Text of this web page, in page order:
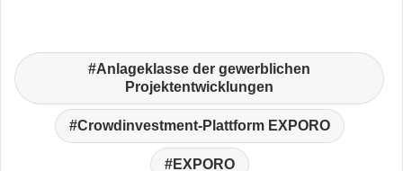
Anlageklasse der gewerblichen
Projektentwicklungen
Crowdinvestment-Plattform EXPORO
EXPORO